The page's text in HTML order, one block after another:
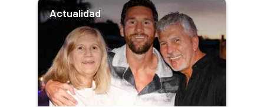
Actualidad